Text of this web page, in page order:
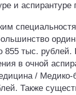
и аспирантуре
855 тыс. рублей.
в очной
/ Медико-
Также